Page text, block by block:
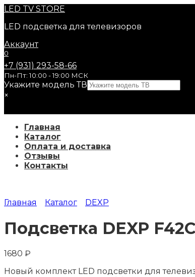
Перейти
содержанию
LED TV STORE
LED подсветка для телевизоров
Аккаунт
0
+7 (931) 293-58-66
Пн-Пт: 10:00 - 19:00 МСК
Укажите модель ТВ
×
Главная
Каталог
Оплата и доставка
Отзывы
Контакты
Главная Каталог DEXP
Подсветка DEXP
1680 ₽
Новый комплект LED подсветки для